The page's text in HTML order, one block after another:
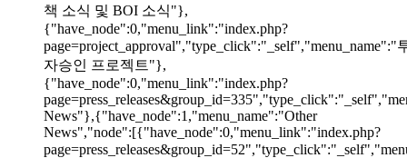
책 소식 및 BOI 소식"},
{"have_node":0,"menu_link":"index.php?
page=project_approval","type_click":"_self","menu_name":"
자승인 프로젝트"},
{"have_node":0,"menu_link":"index.php?
News"},{"have_node":1,"menu_name":"Other
News","node":[{"have_node":0,"menu_link":"index.php?